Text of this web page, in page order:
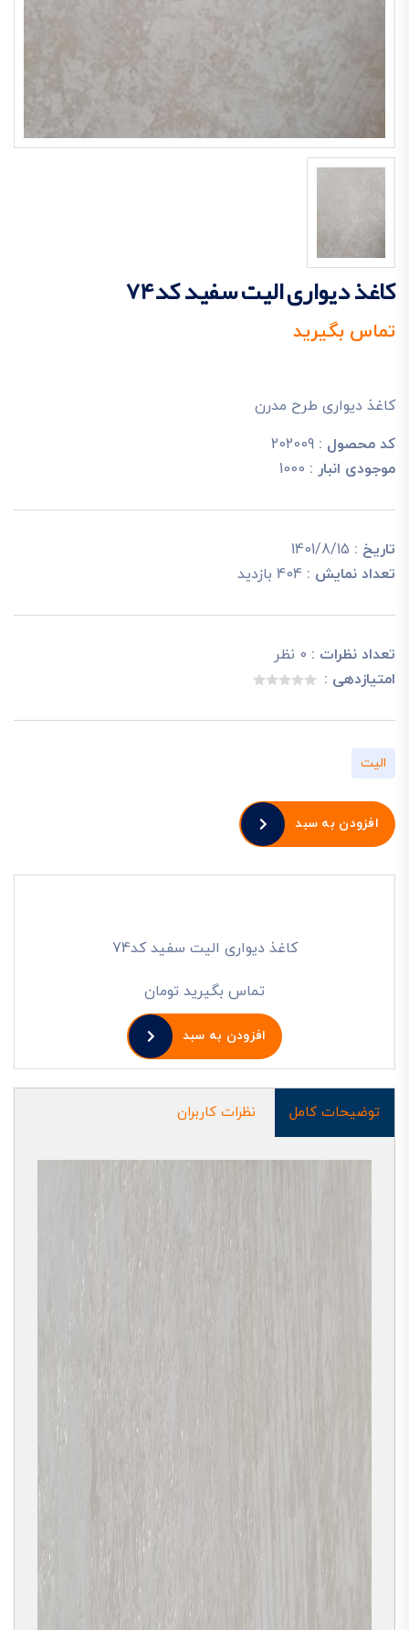
کاغذ دیواری الیت سفید کد74
تماس بگیرید
کاغذ دیواری طرح مدرن
کد محصول : 202009
موجودی انبار : 1000
تاریخ : 1401/8/15
تعداد نمایش : 404 بازدید
تعداد نظرات : 0 نظر
امتیازدهی :
الیت
افزودن به سبد
کاغذ دیواری الیت سفید کد74
تماس بگیرید تومان
افزودن به سبد
توضیحات کامل نظرات کاربران